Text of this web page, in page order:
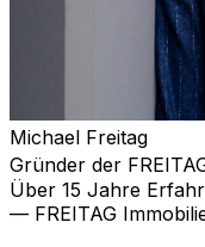
Michael Freitag
Gründer der
Über 15 Jahre
— FREITAG